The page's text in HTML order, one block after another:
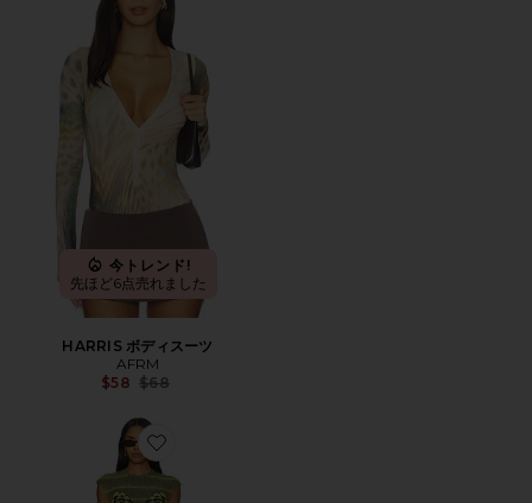
今トレンド!
先ほど6点売れました
HARRIS ボディスーツ
AFRM
$58 Previous price:
$68
Favorite CODY ドレス